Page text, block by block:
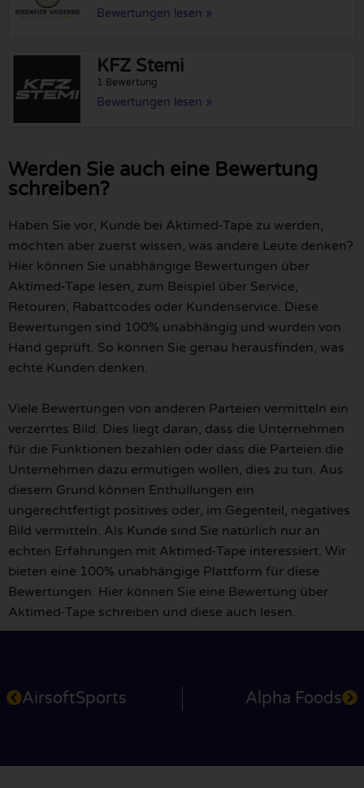
Bewertungen lesen »
KFZ Stemi
1 Bewertung
Bewertungen lesen »
Werden Sie auch eine Bewertung
schreiben?
Haben Sie vor, Kunde bei Aktimed-Tape zu werden,
möchten aber zuerst wissen, was andere Leute denken?
Hier können Sie unabhängige Bewertungen über
Aktimed-Tape lesen, zum Beispiel über Service,
Retouren, Rabattcodes oder Kundenservice. Diese
Bewertungen sind 100% unabhängig und wurden von
Hand geprüft. So können Sie genau herausfinden, was
echte Kunden denken.
Viele Bewertungen von anderen Parteien vermitteln ein
verzerrtes Bild. Dies liegt daran, dass die Unternehmen
für die Funktionen bezahlen oder dass die Parteien die
Unternehmen dazu ermutigen wollen, dies zu tun. Aus
diesem Grund können Enthüllungen ein
ungerechtfertigt positives oder, im Gegenteil, negatives
Bild vermitteln. Als Kunde sind Sie natürlich nur an
echten Erfahrungen mit Aktimed-Tape interessiert. Wir
bieten eine 100% unabhängige Plattform für diese
Bewertungen. Hier können Sie eine Bewertung über
Aktimed-Tape schreiben und diese auch lesen.
AirsoftSports Alpha Foods